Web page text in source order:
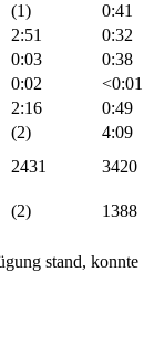
(1)
0:41
2:51
0:32
0:03
0:38
0:02
<0:01
2:16
0:49
(2)
4:09
2431
3420
(2) 1388
stand, konnte